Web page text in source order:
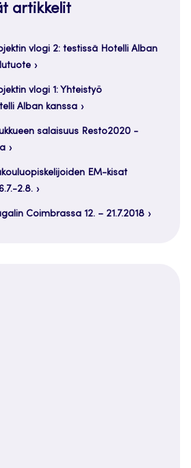
artikkelit
vlogi 2: testissä Hotelli Alban
vlogi 1: Yhteistyö
Alban kanssa
salaisuus Resto2020 -
EM-kisat
2.8.
Coimbrassa 12. – 21.7.2018